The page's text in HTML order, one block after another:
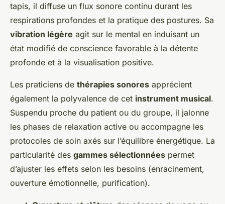
tapis, il diffuse un flux sonore continu durant les
respirations profondes et la pratique des postures. Sa
vibration légère agit sur le mental en induisant un
état modifié de conscience favorable à la détente
profonde et à la visualisation positive.
Les praticiens de thérapies sonores apprécient
également la polyvalence de cet instrument musical.
Suspendu proche du patient ou du groupe, il jalonne
les phases de relaxation active ou accompagne les
protocoles de soin axés sur l’équilibre énergétique. La
particularité des gammes sélectionnées permet
d’ajuster les effets selon les besoins (enracinement,
ouverture émotionnelle, purification).